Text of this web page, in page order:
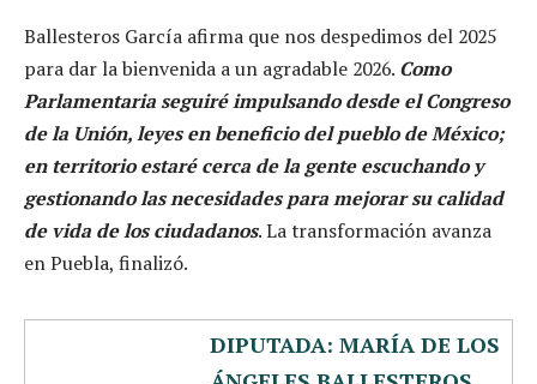
Ballesteros García afirma que nos despedimos del 2025
para dar la bienvenida a un agradable 2026. Como
Parlamentaria seguiré impulsando desde el Congreso
de la Unión, leyes en beneficio del pueblo de México;
en territorio estaré cerca de la gente escuchando y
gestionando las necesidades para mejorar su calidad
de vida de los ciudadanos. La transformación avanza
en Puebla, finalizó.
DIPUTADA: MARÍA DE LOS